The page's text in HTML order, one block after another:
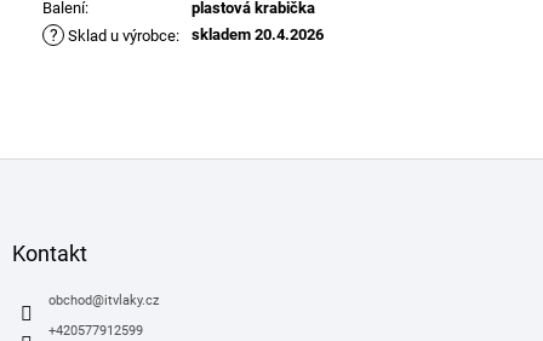
Balení: plastová krabička
? Sklad u výrobce: skladem 20.4.2026
Kontakt
obchod@itvlaky.cz
+420577912599